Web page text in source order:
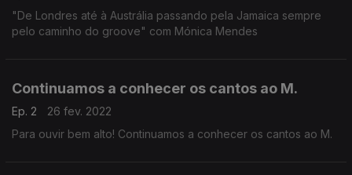
"De Londres até à Austrália passando pela Jamaica sempre
pelo caminho do groove" com Mónica Mendes
Continuamos a conhecer os cantos ao M.
Ep. 2
26 fev. 2022
Para ouvir bem alto! Continuamos a conhecer os cantos ao M.